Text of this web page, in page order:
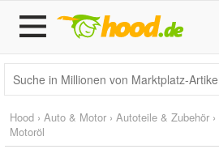
Hood › Auto & Motor › Autoteile & Zubehör ›
Motoröl